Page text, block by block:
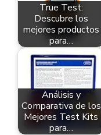
True Test:
Descubre los
mejores productos
para…
Análisis y
Comparativa de los
Mejores Test Kits
para…